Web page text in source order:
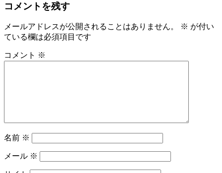
コメントを残す
メールアドレスが公開されることはありません。 ※ が付い
ている欄は必須項目です
コメント ※
名前 ※
メール ※